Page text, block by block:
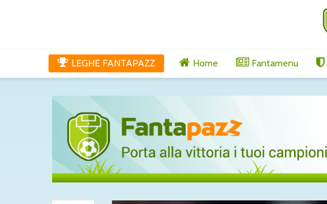
LEGHE FANTAPAZZ Home Fantamenu